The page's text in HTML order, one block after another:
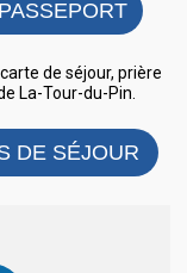
de séjour, prière
La-Tour-du-Pin.
DE SÉJOUR